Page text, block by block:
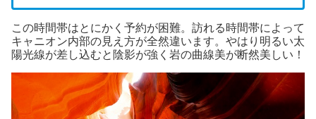
この時間帯はとにかく予約が困難。訪れる時間帯によって
キャニオン内部の見え方が全然違います。やはり明るい太
陽光線が差し込むと陰影が強く岩の曲線美が断然美しい！